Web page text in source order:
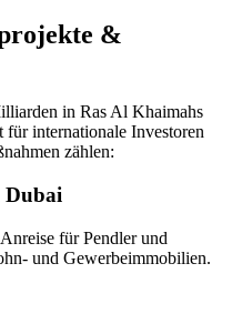
&
in Ras Al Khaimahs
für internationale Investoren
zählen:
Dubai
für Pendler und
und Gewerbeimmobilien.